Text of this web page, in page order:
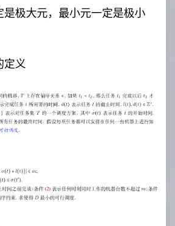
是极大元，最小元一定是极小
定义